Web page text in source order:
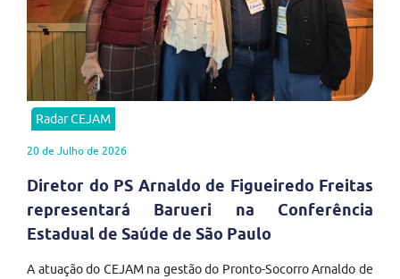
Radar CEJAM
20 de Julho de 2026
Diretor do PS Arnaldo de Figueiredo Freitas
representará Barueri na Conferência
Estadual de Saúde de São Paulo
A atuação do CEJAM na gestão do Pronto-Socorro Arnaldo de